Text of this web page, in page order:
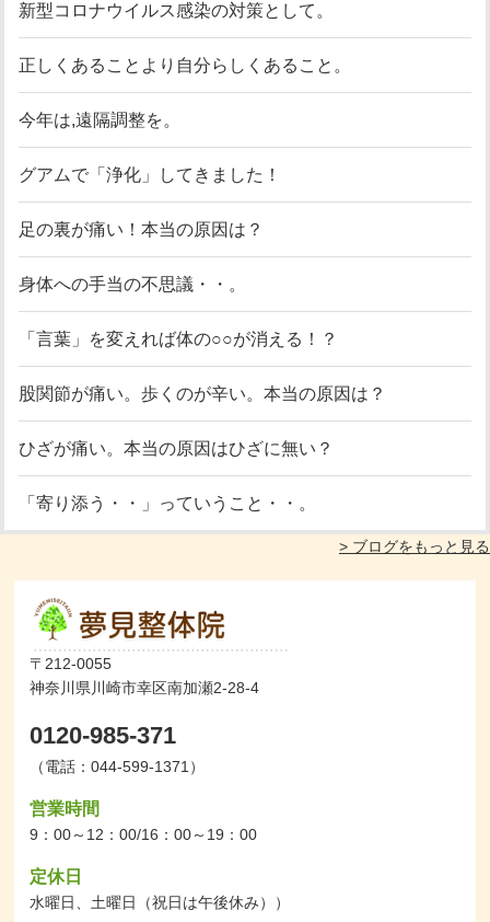
新型コロナウイルス感染の対策として。
正しくあることより自分らしくあること。
今年は,遠隔調整を。
グアムで「浄化」してきました！
足の裏が痛い！本当の原因は？
身体への手当の不思議・・。
「言葉」を変えれば体の○○が消える！？
股関節が痛い。歩くのが辛い。本当の原因は？
ひざが痛い。本当の原因はひざに無い？
「寄り添う・・」っていうこと・・。
> ブログをもっと見る
〒212-0055
神奈川県川崎市幸区南加瀬2-28-4
0120-985-371
（電話：044-599-1371）
営業時間
9：00～12：00/16：00～19：00
定休日
水曜日、土曜日（祝日は午後休み））